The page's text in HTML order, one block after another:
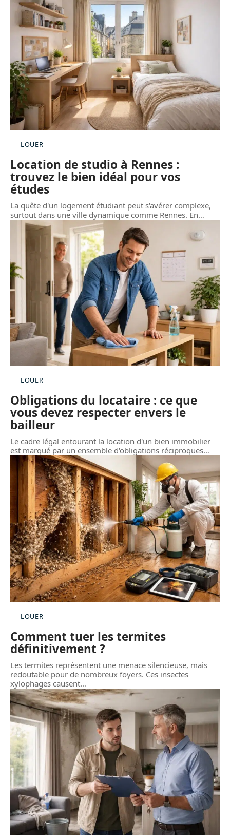
LOUER
Location de studio à Rennes :
trouvez le bien idéal pour vos
études
La quête d'un logement étudiant peut s'avérer complexe,
surtout dans une ville dynamique comme Rennes. En…
LOUER
Obligations du locataire : ce que
vous devez respecter envers le
bailleur
Le cadre légal entourant la location d'un bien immobilier
est marqué par un ensemble d'obligations réciproques…
LOUER
Comment tuer les termites
définitivement ?
Les termites représentent une menace silencieuse, mais
redoutable pour de nombreux foyers. Ces insectes
xylophages causent…